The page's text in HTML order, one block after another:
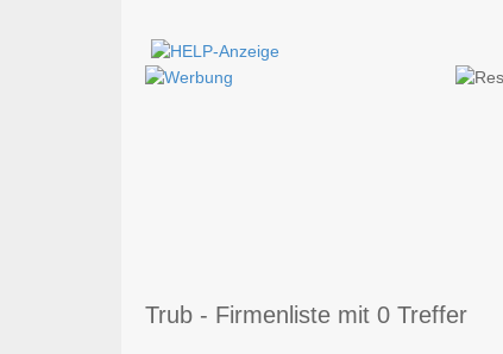
Trub - Firmenliste mit 0 Treffer